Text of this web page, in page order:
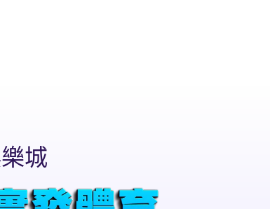
城